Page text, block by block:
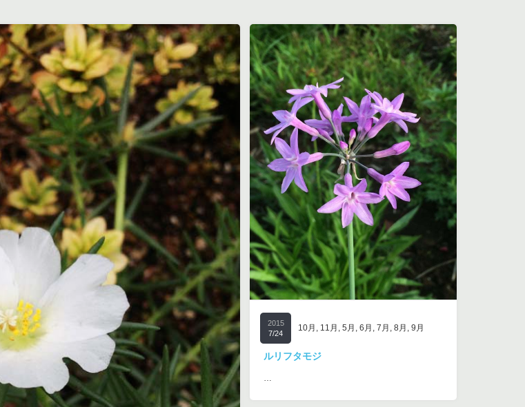
2015
7/24
10月 , 11月 , 5月 , 6月 , 7月 , 8月 , 9月
ルリフタモジ
…